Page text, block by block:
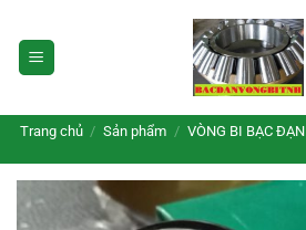
qua
nội
Trang chủ / Sản phẩm / VÒNG BI BẠC ĐẠN